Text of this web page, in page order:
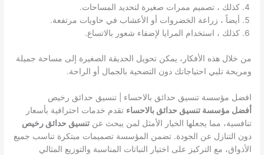
كذلك ، تصميم ممرات صغيرة لتحديد المساحات.
أيضاً ، زراعة الخضروات أو الأعشاب في حاويات مرتفعة.
كذلك ، استخدام المرايا لإضفاء شعور بالاتساع.
من خلال هذه الأفكار، يمكن تحويل الحديقة الصغيرة إلى مساحة جميلة
ومريحة تلبي احتياجاتك دون التضحية بالجمال أو الراحة.
افضل مؤسسة تنسيق حدائق بالاحساء | تنسيق حدائق رخيص
أفضل مؤسسة تنسيق حدائق بالاحساء تقدم خدمات احترافية بأسعار
تنافسية، مما يجعلها الخيار الأمثل لمن يبحث عنتنسيق حدائق رخيص
دون التنازل عن الجودة. تضمن المؤسسة تصميمات مبتكرة تناسب جميع
الأذواق، مع التركيز على اختيار النباتات المناسبة والتوزيع المثالي